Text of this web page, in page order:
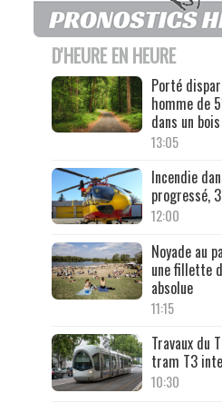
D'HEURE EN HEURE
Porté
homme de
dans un bois
13:05
Incendie
progressé,
12:00
Noyade au
une fillette
absolue
11:15
Travaux du
tram T3
10:30